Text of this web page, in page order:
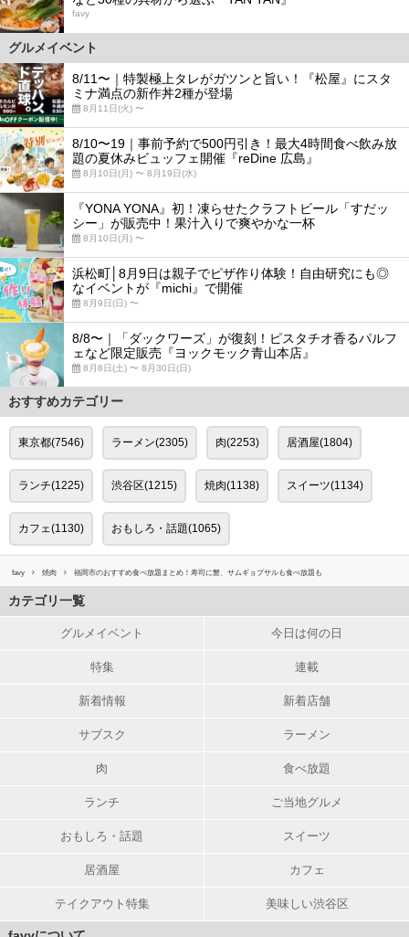
favy
グルメイベント
8/11〜｜特製極上タレがガツンと旨い！『松屋』にスタ
ミナ満点の新作丼2種が登場
8月11日(火) 〜
8/10〜19｜事前予約で500円引き！最大4時間食べ飲み放
題の夏休みビュッフェ開催『reDine 広島』
8月10日(月) 〜 8月19日(水)
『YONA YONA』初！凍らせたクラフトビール「すだッ
シー」が販売中！果汁入りで爽やかな一杯
8月10日(月) 〜
浜松町│8月9日は親子でピザ作り体験！自由研究にも◎
なイベントが『michi』で開催
8月9日(日) 〜
8/8〜｜「ダックワーズ」が復刻！ピスタチオ香るパルフ
ェなど限定販売『ヨックモック青山本店』
8月8日(土) 〜 8月30日(日)
おすすめカテゴリー
東京都(7546) ラーメン(2305) 肉(2253) 居酒屋(1804)
ランチ(1225) 渋谷区(1215) 焼肉(1138) スイーツ(1134)
カフェ(1130) おもしろ・話題(1065)
favy 焼肉 福岡市のおすすめ食べ放題まとめ！寿司に蟹、サムギョプサルも食べ放題も
カテゴリ一覧
グルメイベント 今日は何の日
特集 連載
新着情報 新着店舗
サブスク ラーメン
肉 食べ放題
ランチ ご当地グルメ
おもしろ・話題 スイーツ
居酒屋 カフェ
テイクアウト特集 美味しい渋谷区